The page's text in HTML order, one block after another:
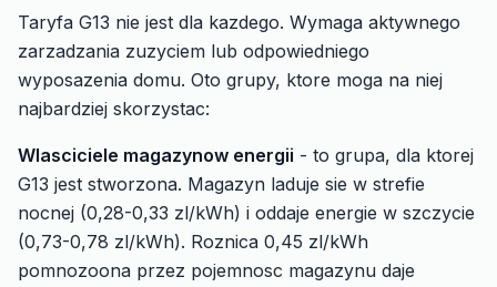
Taryfa G13 nie jest dla kazdego. Wymaga aktywnego
zarzadzania zuzyciem lub odpowiedniego
wyposazenia domu. Oto grupy, ktore moga na niej
najbardziej skorzystac:
Wlasciciele magazynow energii - to grupa, dla ktorej
G13 jest stworzona. Magazyn laduje sie w strefie
nocnej (0,28-0,33 zl/kWh) i oddaje energie w szczycie
(0,73-0,78 zl/kWh). Roznica 0,45 zl/kWh
pomnozoona przez pojemnosc magazynu daje